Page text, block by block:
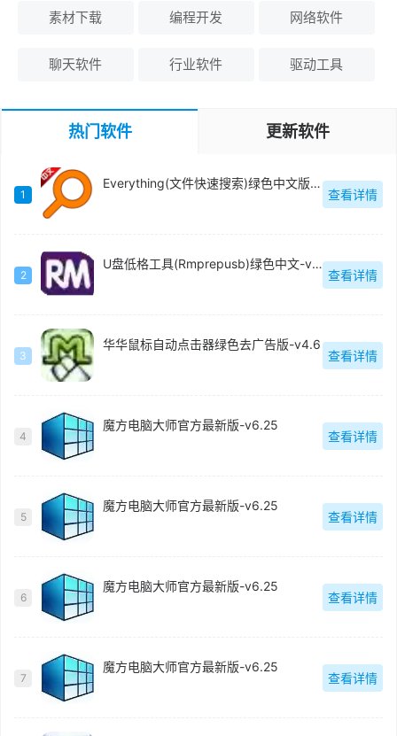
素材下载 编程开发 网络软件
聊天软件 行业软件 驱动工具
热门软件 更新软件
1
Everything(文件快速搜索)绿色中文版-v1.4.1.1009
查看详情
2
U盘低格工具(Rmprepusb)绿色中文-v2.1.744
查看详情
3
华华鼠标自动点击器绿色去广告版-v4.6
查看详情
4
魔方电脑大师官方最新版-v6.25
查看详情
5
魔方电脑大师官方最新版-v6.25
查看详情
6
魔方电脑大师官方最新版-v6.25
查看详情
7
魔方电脑大师官方最新版-v6.25
查看详情